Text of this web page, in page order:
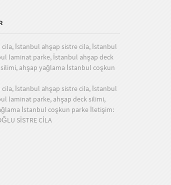
İstanbul ahşap sistre cila, İstanbul
laminat parke, İstanbul ahşap deck
ahşap yağlama İstanbul coşkun
İstanbul ahşap sistre cila, İstanbul
laminat parke, ahşap deck silimi,
İstanbul coşkun parke İletişim:
SİSTRE CİLA